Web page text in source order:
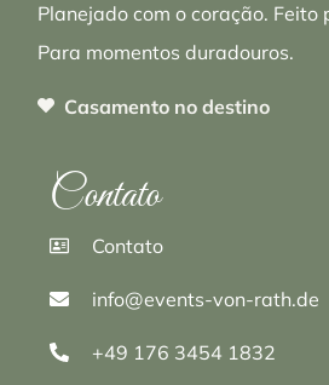
Planejado com o coração. Feito
Para momentos duradouros.
Casamento no destino
Contato
Contato
info@events-von-rath.de
+49 176 3454 1832